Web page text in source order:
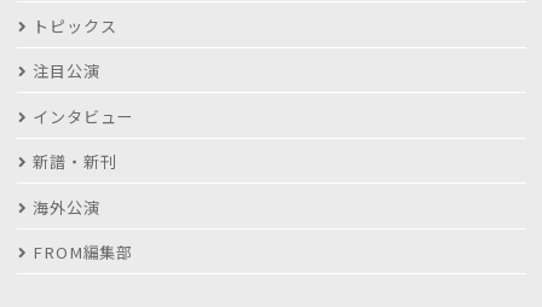
トピックス
注目公演
インタビュー
新譜・新刊
海外公演
FROM編集部